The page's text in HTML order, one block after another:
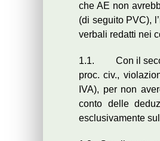
che AE non
(di seguito PVC),
verbali redatti nei
1.1. Con il
proc. civ.,
IVA), per non
conto delle
esclusivamente